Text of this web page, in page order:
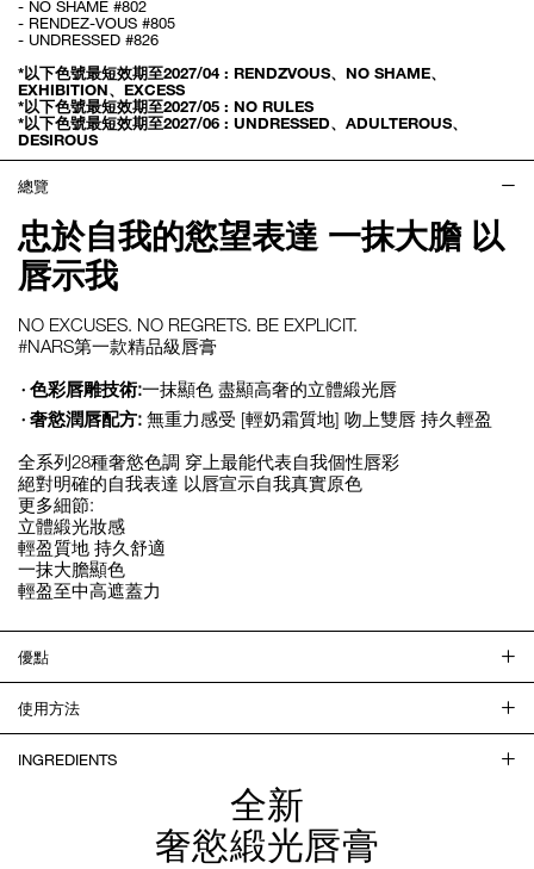
- NO SHAME #802
- RENDEZ-VOUS #805
- UNDRESSED #826
*以下色號最短效期至2027/04 : RENDZVOUS、NO SHAME、
EXHIBITION、EXCESS
*以下色號最短效期至2027/05 : NO RULES
*以下色號最短效期至2027/06 : UNDRESSED、ADULTEROUS、
DESIROUS
總覽
忠於自我的慾望表達 一抹大膽 以
唇示我
NO EXCUSES. NO REGRETS. BE EXPLICIT.
#NARS第一款精品級唇膏
色彩唇雕技術:一抹顯色 盡顯高奢的立體緞光唇
奢慾潤唇配方: 無重力感受 [輕奶霜質地] 吻上雙唇 持久輕盈
全系列28種奢慾色調 穿上最能代表自我個性唇彩
絕對明確的自我表達 以唇宣示自我真實原色
更多細節:
立體緞光妝感
輕盈質地 持久舒適
一抹大膽顯色
輕盈至中高遮蓋力
優點
使用方法
INGREDIENTS
全新
奢慾緞光唇膏